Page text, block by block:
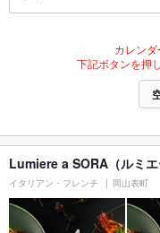
カレンダ
下記ボタンを押
Lumiere a SORA（ルミエ
イタリアン・フレンチ 岡山表町